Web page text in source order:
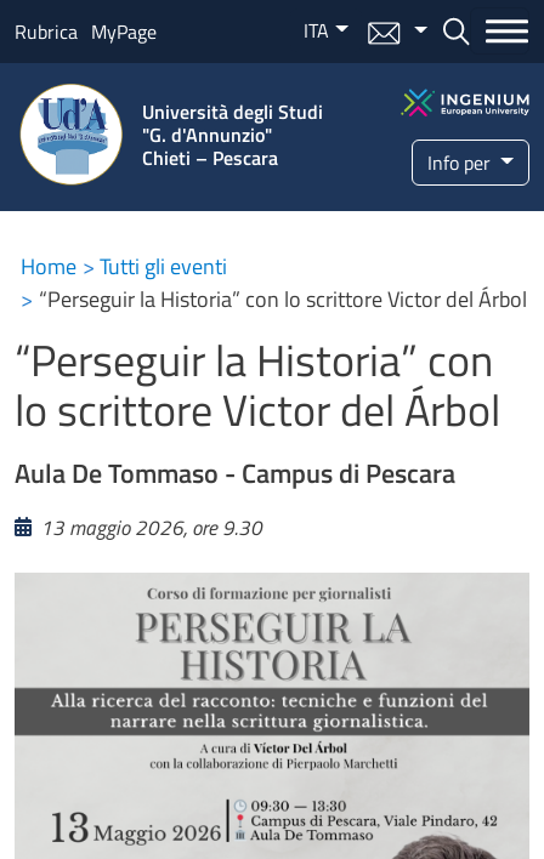
Salta al contenuto principale
Rubrica MyPage ITA Menu mail Bottone
Università degli Studi
"G. d'Annunzio"
Chieti – Pescara Info per
Home
Tutti gli eventi
“Perseguir la Historia” con lo scrittore Victor del Árbol
“Perseguir la Historia” con
lo scrittore Victor del Árbol
Aula De Tommaso - Campus di Pescara
13 maggio 2026, ore 9.30